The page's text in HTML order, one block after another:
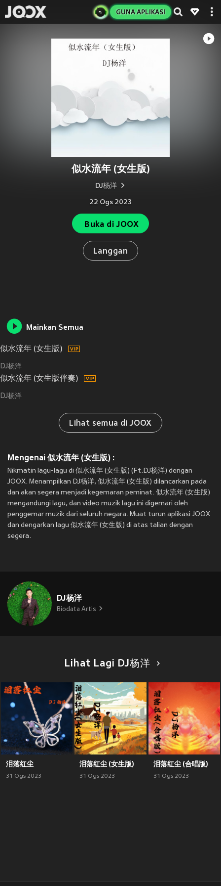
GUNA APLIKASI
似水流年 (女生版)
DJ杨洋
22 Ogs 2023
Buka di JOOX
Langgan
Mainkan Semua
似水流年 (女生版)
DJ杨洋
似水流年 (女生版伴奏)
DJ杨洋
Lihat semua di JOOX
Mengenai 似水流年 (女生版) :
Nikmatin lagu-lagu di 似水流年 (女生版) (Ft.DJ杨洋) dengan
JOOX. Menampilkan DJ杨洋, 似水流年 (女生版) dilancarkan pada
dan akan segera menjadi kegemaran peminat. 似水流年 (女生版)
mengandungi lagu, dan video muzik lagu ini digemari oleh
penggemar muzik dari seluruh negara. Muat turun aplikasi JOOX
dan dengarkan lagu 似水流年 (女生版) di atas talian dengan
segera.
DJ杨洋
Biodata Artis
Lihat Lagi DJ杨洋
泪落红尘
31 Ogs 2023
泪落红尘 (女生版)
31 Ogs 2023
泪落红尘 (合唱版)
31 Ogs 2023